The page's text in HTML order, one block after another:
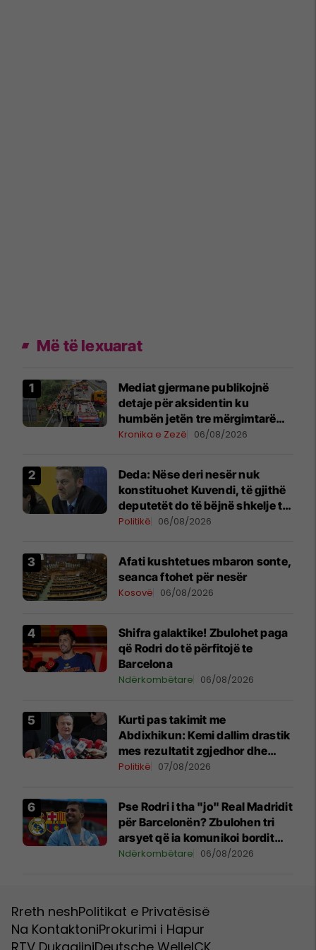
Më të lexuarat
Mediat gjermane publikojnë
detaje për aksidentin ku
humbën jetën tre mërgimtarë
nga Komogllava e Ferizajt
Kronika e Zezë 06/08/2026
Deda: Nëse deri nesër nuk
konstituohet Kuvendi, të gjithë
deputetët do të bëjnë shkelje të
rëndë kushtetuese
Politikë 06/08/2026
Afati kushtetues mbaron sonte,
seanca ftohet për nesër
Kosovë 06/08/2026
Shifra galaktike! Zbulohet paga
që Rodri do të përfitojë te
Barcelona
Ndërkombëtare 06/08/2026
Kurti pas takimit me
Abdixhikun: Kemi dallim drastik
mes rezultatit zgjedhor dhe
kërkesave të LDK-së
Politikë 07/08/2026
Pse Rodri i tha "jo" Real Madridit
për Barcelonën? Zbulohen tri
arsyet që ia komunikoi bordit
madrilen
Ndërkombëtare 06/08/2026
Rreth neshPolitikat e Privatësisë
Na KontaktoniProkurimi i Hapur